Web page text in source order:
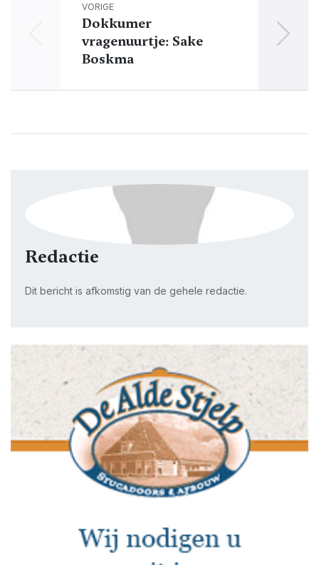
VORIGE
Dokkumer
vragenuurtje: Sake
Boskma
Redactie
Dit bericht is afkomstig van de gehele redactie.